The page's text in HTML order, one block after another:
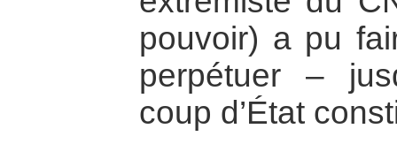
pouvoir) a pu
perpétuer –
coup d’État